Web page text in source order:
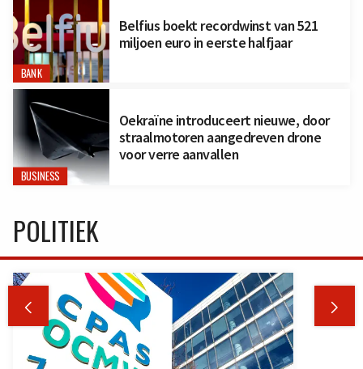
BANK
Belfius boekt recordwinst van 521
miljoen euro in eerste halfjaar
BUSINESS
Oekraïne introduceert nieuwe, door
straalmotoren aangedreven drone
voor verre aanvallen
POLITIEK
 